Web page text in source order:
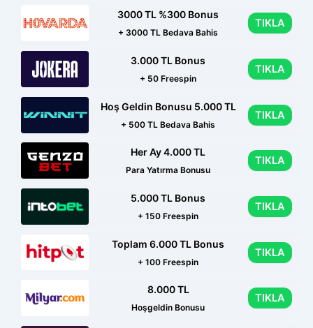
3000 TL %300 Bonus
+ 3000 TL Bedava Bahis
TIKLA
3.000 TL Bonus
+ 50 Freespin
TIKLA
Hoş Geldin Bonusu 5.000 TL
+ 500 TL Bedava Bahis
TIKLA
Her Ay 4.000 TL
Para Yatırma Bonusu
TIKLA
5.000 TL Bonus
+ 150 Freespin
TIKLA
Toplam 6.000 TL Bonus
+ 100 Freespin
TIKLA
8.000 TL
Hoşgeldin Bonusu
TIKLA